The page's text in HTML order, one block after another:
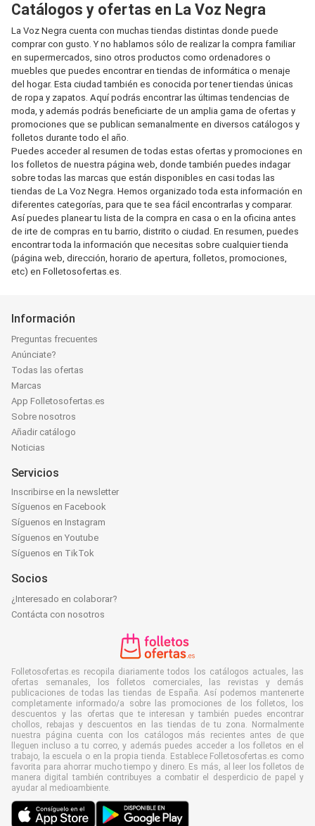
Catálogos y ofertas en La Voz Negra
La Voz Negra cuenta con muchas tiendas distintas donde puede
comprar con gusto. Y no hablamos sólo de realizar la compra familiar
en supermercados, sino otros productos como ordenadores o
muebles que puedes encontrar en tiendas de informática o menaje
del hogar. Esta ciudad también es conocida por tener tiendas únicas
de ropa y zapatos. Aquí podrás encontrar las últimas tendencias de
moda, y además podrás beneficiarte de un amplia gama de ofertas y
promociones que se publican semanalmente en diversos catálogos y
folletos durante todo el año.
Puedes acceder al resumen de todas estas ofertas y promociones en
los folletos de nuestra página web, donde también puedes indagar
sobre todas las marcas que están disponibles en casi todas las
tiendas de La Voz Negra. Hemos organizado toda esta información en
diferentes categorías, para que te sea fácil encontrarlas y comparar.
Así puedes planear tu lista de la compra en casa o en la oficina antes
de irte de compras en tu barrio, distrito o ciudad. En resumen, puedes
encontrar toda la información que necesitas sobre cualquier tienda
(página web, dirección, horario de apertura, folletos, promociones,
etc) en Folletosofertas.es.
Información
Preguntas frecuentes
Anúnciate?
Todas las ofertas
Marcas
App Folletosofertas.es
Sobre nosotros
Añadir catálogo
Noticias
Servicios
Inscribirse en la newsletter
Síguenos en Facebook
Síguenos en Instagram
Síguenos en Youtube
Síguenos en TikTok
Socios
¿Interesado en colaborar?
Contácta con nosotros
Folletosofertas.es recopila diariamente todos los catálogos actuales, las
ofertas semanales, los folletos comerciales, las revistas y demás
publicaciones de todas las tiendas de España. Así podemos mantenerte
completamente informado/a sobre las promociones de los folletos, los
descuentos y las ofertas que te interesan y también puedes encontrar
chollos, rebajas y descuentos en las tiendas de tu zona. Normalmente
nuestra página cuenta con los catálogos más recientes antes de que
lleguen incluso a tu correo, y además puedes acceder a los folletos en el
trabajo, la escuela o en la propia tienda. Establece Folletosofertas.es como
favorita para ahorrar mucho tiempo y dinero. Es más, al leer los folletos de
manera digital también contribuyes a combatir el desperdicio de papel y
ayudar al medioambiente.